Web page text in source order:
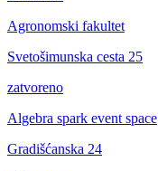
Agronomski fakultet
Svetošimunska cesta 25
zatvoreno
Algebra spark event space
Gradišćanska 24